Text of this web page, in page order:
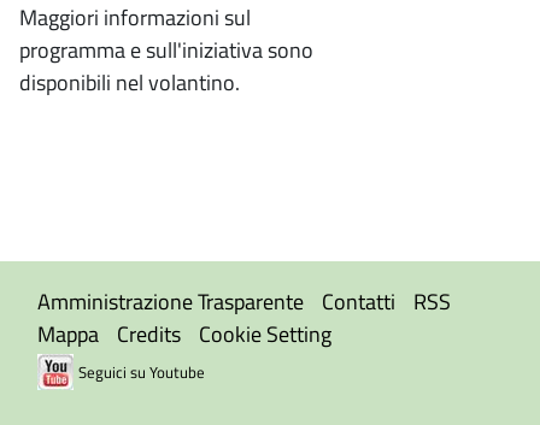
Maggiori informazioni sul
programma e sull'iniziativa sono
disponibili nel volantino.
Amministrazione Trasparente Contatti
RSS
Mappa Credits Cookie Setting
Seguici su Youtube